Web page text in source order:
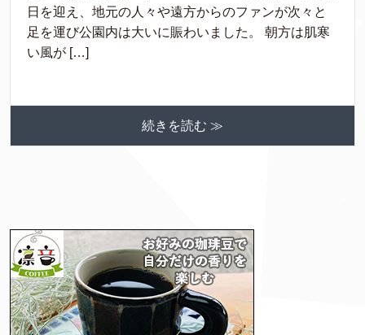
日を迎え、地元の人々や遠方からのファンが次々と
足を運び公園内は大いに賑わいました。 朝方は肌寒
い風が […]
続きを読む ≫